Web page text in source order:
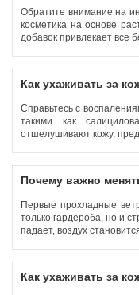
Обратите внимание на
косметика на основе
добавок привлекает все
Как ухаживать за
Справьтесь с
такими как
отшелушивают кожу,
Почему важно
Первые прохладные
только гардероба, но и
падает, воздух
Как ухаживать за